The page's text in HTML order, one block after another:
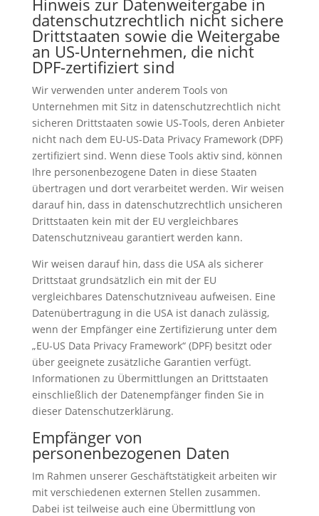
Hinweis zur Datenweitergabe in
datenschutzrechtlich nicht sichere
Drittstaaten sowie die Weitergabe
an US-Unternehmen, die nicht
DPF-zertifiziert sind
Wir verwenden unter anderem Tools von
Unternehmen mit Sitz in datenschutzrechtlich nicht
sicheren Drittstaaten sowie US-Tools, deren Anbieter
nicht nach dem EU-US-Data Privacy Framework (DPF)
zertifiziert sind. Wenn diese Tools aktiv sind, können
Ihre personenbezogene Daten in diese Staaten
übertragen und dort verarbeitet werden. Wir weisen
darauf hin, dass in datenschutzrechtlich unsicheren
Drittstaaten kein mit der EU vergleichbares
Datenschutzniveau garantiert werden kann.
Wir weisen darauf hin, dass die USA als sicherer
Drittstaat grundsätzlich ein mit der EU
vergleichbares Datenschutzniveau aufweisen. Eine
Datenübertragung in die USA ist danach zulässig,
wenn der Empfänger eine Zertifizierung unter dem
„EU-US Data Privacy Framework“ (DPF) besitzt oder
über geeignete zusätzliche Garantien verfügt.
Informationen zu Übermittlungen an Drittstaaten
einschließlich der Datenempfänger finden Sie in
dieser Datenschutzerklärung.
Empfänger von
personenbezogenen Daten
Im Rahmen unserer Geschäftstätigkeit arbeiten wir
mit verschiedenen externen Stellen zusammen.
Dabei ist teilweise auch eine Übermittlung von